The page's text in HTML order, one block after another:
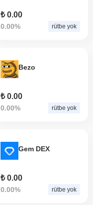
₺ 0.00
0.00% rütbe yok
Bezo
₺ 0.00
0.00% rütbe yok
Gem DEX
₺ 0.00
0.00% rütbe yok